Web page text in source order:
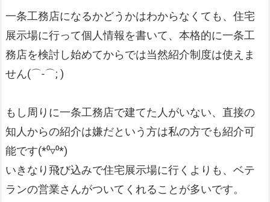
一条工務店になるかどうかはわからなくても、住宅
展示場に行って個人情報を書いて、本格的に一条工
務店を検討し始めてからでは当然紹介制度は使えま
せん(⌒-⌒; )
もし周りに一条工務店で建てた人がいない、直接の
知人からの紹介は嫌だという方は私の方でも紹介可
能です(*⁰▿⁰*)
いきなり飛び込みで住宅展示場に行くよりも、ベテ
ランの営業さんがついてくれることが多いです。